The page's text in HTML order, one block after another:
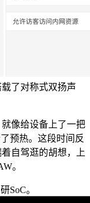
了对称式双扬声
像给设备上了一把
预热。这段时间反
自驾逛的胡想，上
。
SoC。